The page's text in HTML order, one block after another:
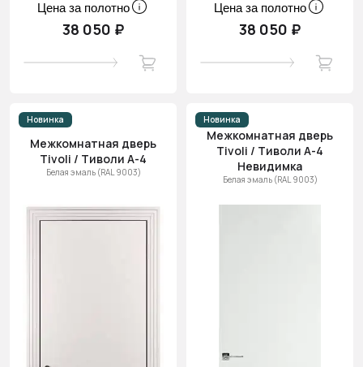
Цена за полотно
38 050 ₽
Цена за полотно
38 050 ₽
Новинка
Межкомнатная дверь
Tivoli / Тиволи А-4
Белая эмаль (RAL 9003)
Новинка
Межкомнатная дверь
Tivoli / Тиволи А-4
Невидимка
Белая эмаль (RAL 9003)